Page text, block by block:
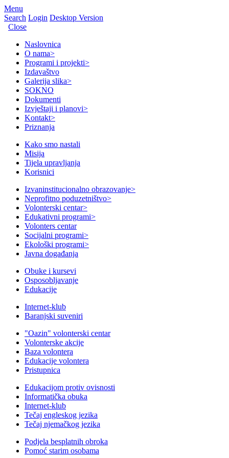
Menu
Search Login Desktop Version
Close
Naslovnica
O nama>
Programi i projekti>
Izdavaštvo
Galerija slika>
SOKNO
Dokumenti
Izvještaji i planovi>
Kontakt>
Priznanja
Kako smo nastali
Misija
Tijela upravljanja
Korisnici
Izvaninstitucionalno obrazovanje>
Neprofitno poduzetništvo>
Volonterski centar>
Edukativni programi>
Volonters centar
Socijalni programi>
Ekološki programi>
Javna događanja
Obuke i kursevi
Osposobljavanje
Edukacije
Internet-klub
Baranjski suveniri
"Oazin" volonterski centar
Volonterske akcije
Baza volontera
Edukacije volontera
Pristupnica
Edukacijom protiv ovisnosti
Informatička obuka
Internet-klub
Tečaj engleskog jezika
Tečaj njemačkog jezika
Podjela besplatnih obroka
Pomoć starim osobama